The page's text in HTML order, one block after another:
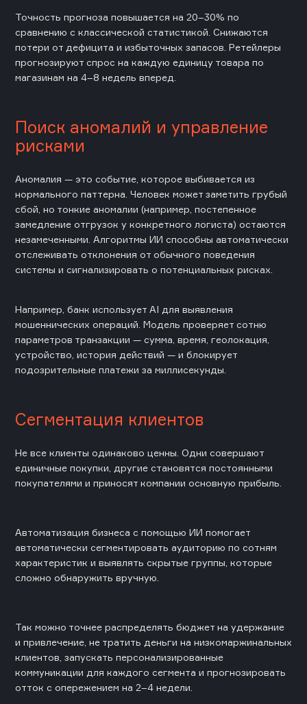
Точность прогноза повышается на 20–30% по
сравнению с классической статистикой. Снижаются
потери от дефицита и избыточных запасов. Ретейлеры
прогнозируют спрос на каждую единицу товара по
магазинам на 4–8 недель вперед.
Поиск аномалий и управление
рисками
Аномалия — это событие, которое выбивается из
нормального паттерна. Человек может заметить грубый
сбой, но тонкие аномалии (например, постепенное
замедление отгрузок у конкретного логиста) остаются
незамеченными. Алгоритмы ИИ способны автоматически
отслеживать отклонения от обычного поведения
системы и сигнализировать о потенциальных рисках.
Например, банк использует AI для выявления
мошеннических операций. Модель проверяет сотню
параметров транзакции — сумма, время, геолокация,
устройство, история действий — и блокирует
подозрительные платежи за миллисекунды.
Сегментация клиентов
Не все клиенты одинаково ценны. Одни совершают
единичные покупки, другие становятся постоянными
покупателями и приносят компании основную прибыль.
Автоматизация бизнеса с помощью ИИ помогает
автоматически сегментировать аудиторию по сотням
характеристик и выявлять скрытые группы, которые
сложно обнаружить вручную.
Так можно точнее распределять бюджет на удержание
и привлечение, не тратить деньги на низкомаржинальных
клиентов, запускать персонализированные
коммуникации для каждого сегмента и прогнозировать
отток с опережением на 2–4 недели.